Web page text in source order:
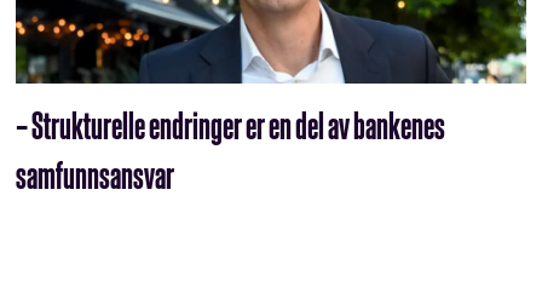
– Strukturelle endringer er en del av bankenes
samfunnsansvar